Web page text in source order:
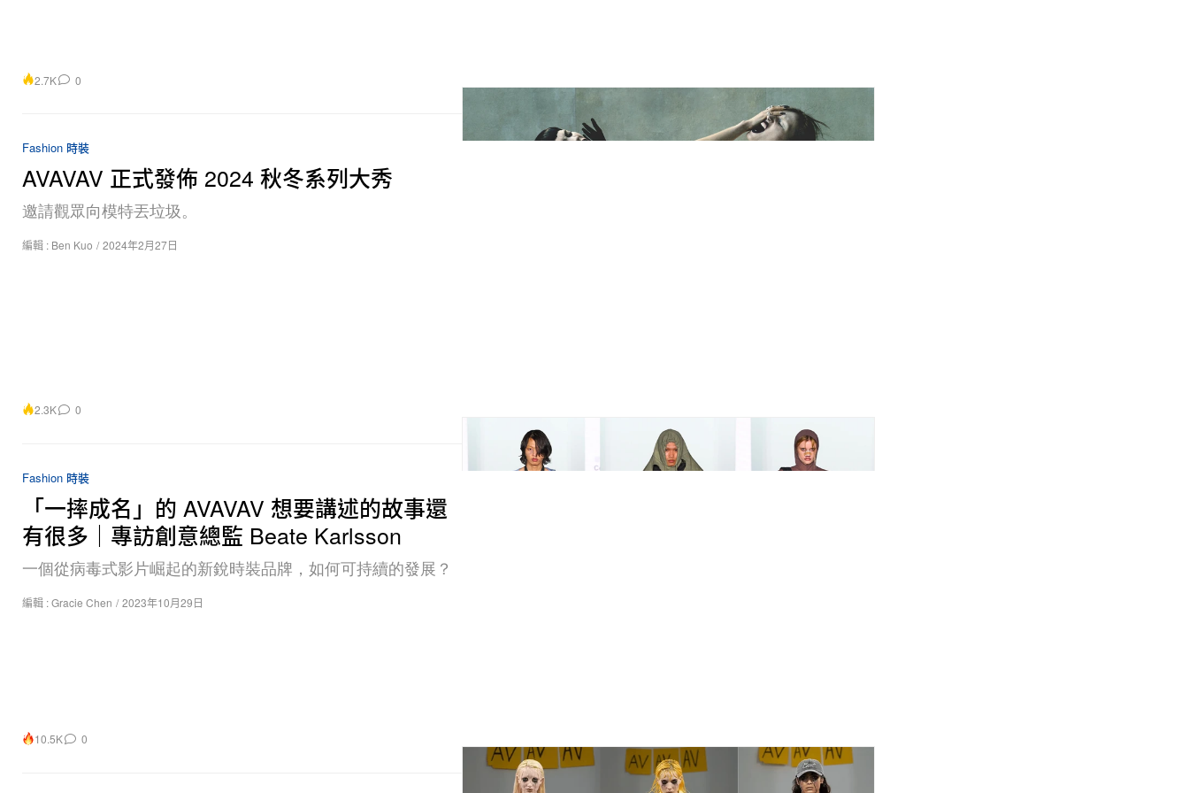
2.7K 0
Fashion 時裝
AVAVAV 正式發佈 2024 秋冬系列大秀
邀請觀眾向模特丟垃圾。
編輯 : Ben Kuo / 2024年2月27日
2.3K 0
Fashion 時裝
「一摔成名」的 AVAVAV 想要講述的故事還
有很多｜專訪創意總監 Beate Karlsson
一個從病毒式影片崛起的新銳時裝品牌，如何可持續的發展？
編輯 :Gracie Chen / 2023年10月29日
10.5K 0